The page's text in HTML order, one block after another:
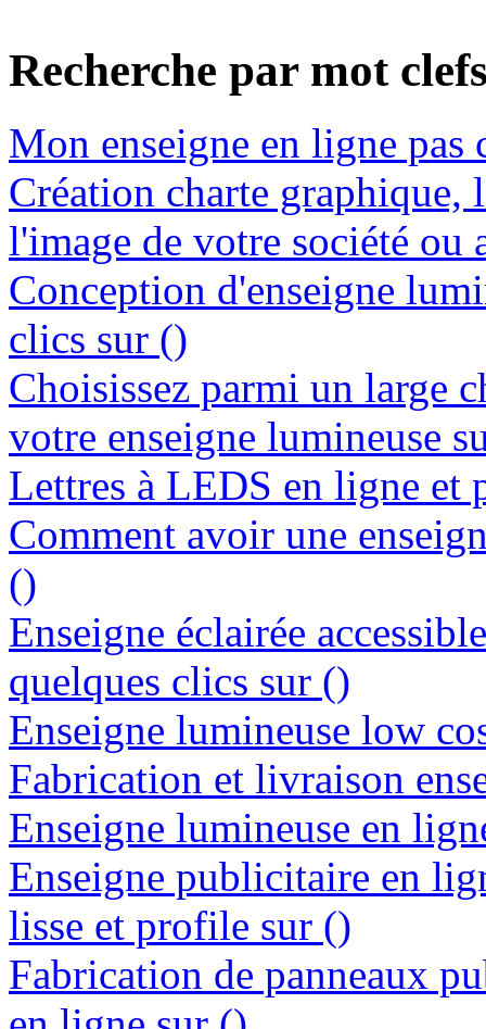
Recherche par mot
Mon enseigne en ligne pas
Création charte graphique,
l'image de votre société ou
Conception d'enseigne
clics sur ()
Choisissez parmi un large
votre enseigne lumineuse
Lettres à LEDS en ligne et
Comment avoir une
()
Enseigne éclairée
quelques clics sur ()
Enseigne lumineuse low
Fabrication et livraison
Enseigne lumineuse en
Enseigne publicitaire en
lisse et profile sur ()
Fabrication de panneaux